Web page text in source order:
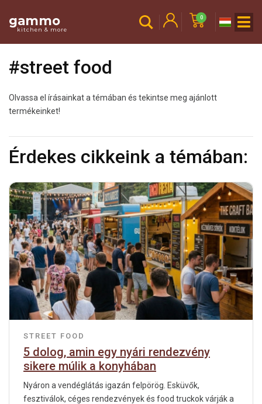
gammo
kitchen & more
0
#street food
Olvassa el írásainkat a témában és tekintse meg ajánlott
termékeinket!
Érdekes cikkeink a témában:
STREET FOOD
5 dolog, amin egy nyári rendezvény
sikere múlik a konyhában
Nyáron a vendéglátás igazán felpörög. Esküvők,
fesztiválok, céges rendezvények és food truckok várják a